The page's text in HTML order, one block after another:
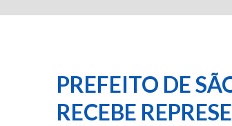
PREFEITO DE
RECEBE